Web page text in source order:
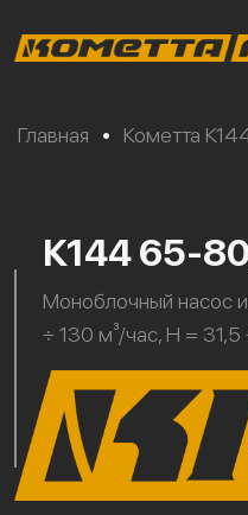
Главная • Кометта
К144 65-
Моноблочный насос
÷ 130 м³/час, H = 31,5